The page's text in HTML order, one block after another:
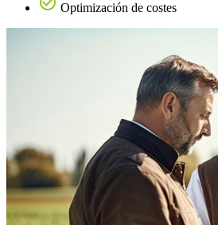
Optimización de costes